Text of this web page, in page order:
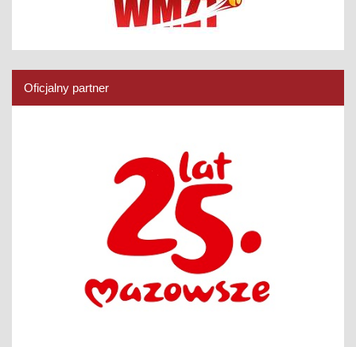
Oficjalny partner